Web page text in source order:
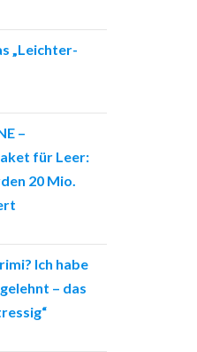
„Leichter-
–
für Leer:
20 Mio.
Ich habe
– das